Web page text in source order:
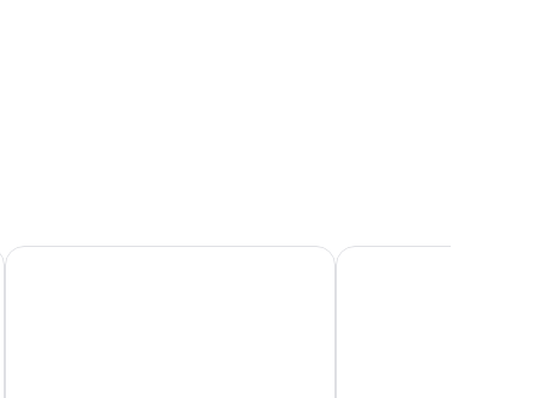
大美居沖繩殘波岬度假村 宜野灣月亮海飯店及公